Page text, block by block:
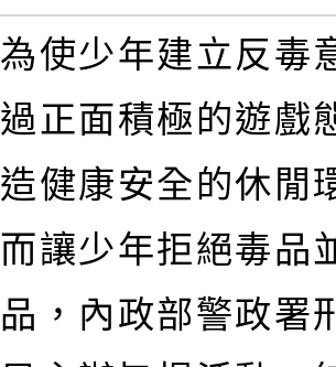
為使少年建立反毒
過正面積極的遊戲
造健康安全的休閒
而讓少年拒絕毒品
品，內政部警政署